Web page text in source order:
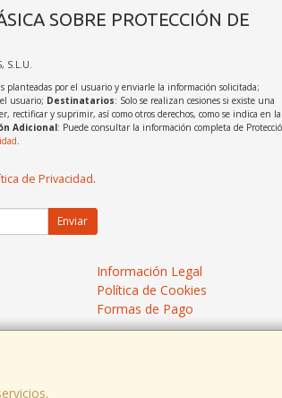
SOBRE PROTECCIÓN DE
S.L.U.
planteadas por el usuario y enviarle la información solicitada;
usuario; Destinatarios: Solo se realizan cesiones si existe una
rectificar y suprimir, así como otros derechos, como se indica en la
Adicional: Puede consultar la información completa de
.
de Privacidad.
Enviar
Información Legal
Política de Cookies
Formas de Pago